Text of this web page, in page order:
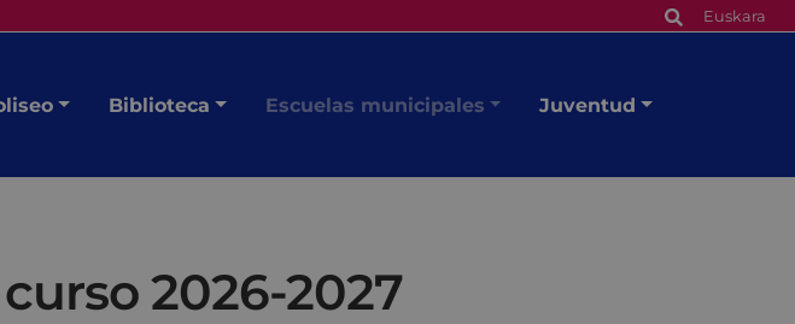
Euskara
Biblioteca Escuelas municipales Juventud
2026-2027